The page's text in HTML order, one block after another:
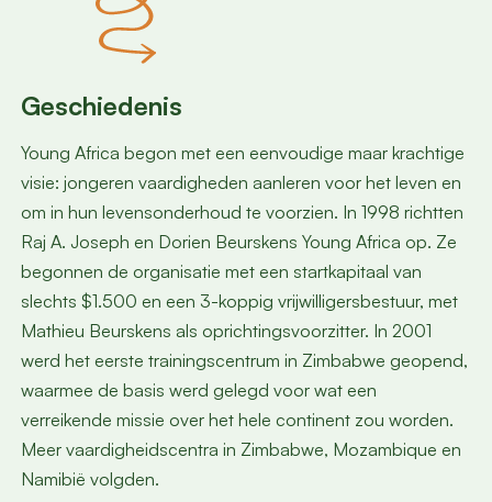
Geschiedenis
Young Africa begon met een eenvoudige maar krachtige
visie: jongeren vaardigheden aanleren voor het leven en
om in hun levensonderhoud te voorzien. In 1998 richtten
Raj A. Joseph en Dorien Beurskens Young Africa op. Ze
begonnen de organisatie met een startkapitaal van
slechts $1.500 en een 3-koppig vrijwilligersbestuur, met
Mathieu Beurskens als oprichtingsvoorzitter. In 2001
werd het eerste trainingscentrum in Zimbabwe geopend,
waarmee de basis werd gelegd voor wat een
verreikende missie over het hele continent zou worden.
Meer vaardigheidscentra in Zimbabwe, Mozambique en
Namibië volgden.